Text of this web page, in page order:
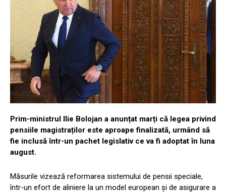
Prim-ministrul Ilie Bolojan a anunțat marți că legea privind
pensiile magistraților este aproape finalizată, urmând să
fie inclusă într-un pachet legislativ ce va fi adoptat în luna
august.
Măsurile vizează reformarea sistemului de pensii speciale,
într-un efort de aliniere la un model european și de asigurare a